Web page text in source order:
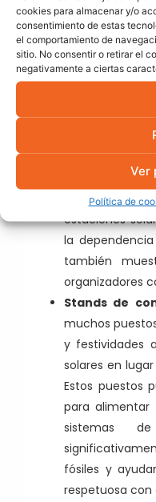
cookies para almacenar y/o
consentimiento de estas
el comportamiento de
sitio. No consentir o retirar el
negativamente a ciertas
Ver
Política de
reducir las
generados
combustible.
Cargadores
Una
sostenibles es
carga solar
especialmente
el Carnaval
pueden
estaciones
la
también
organizadores
Stands de
muchos
y festividades
solares en
Estos puestos
para alimentar
sistemas de
fósiles y
respetuosa con